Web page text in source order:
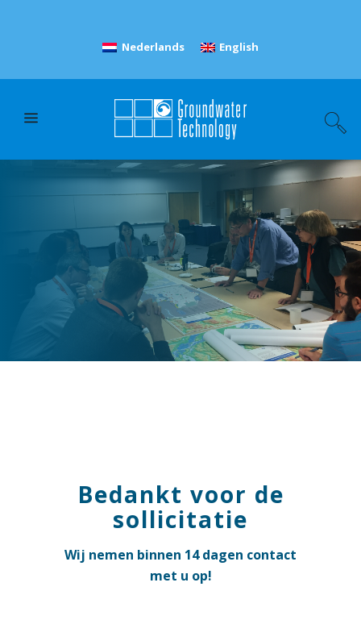
Nederlands English
Bedankt voor de
sollicitatie
Wij nemen binnen 14 dagen contact
met u op!